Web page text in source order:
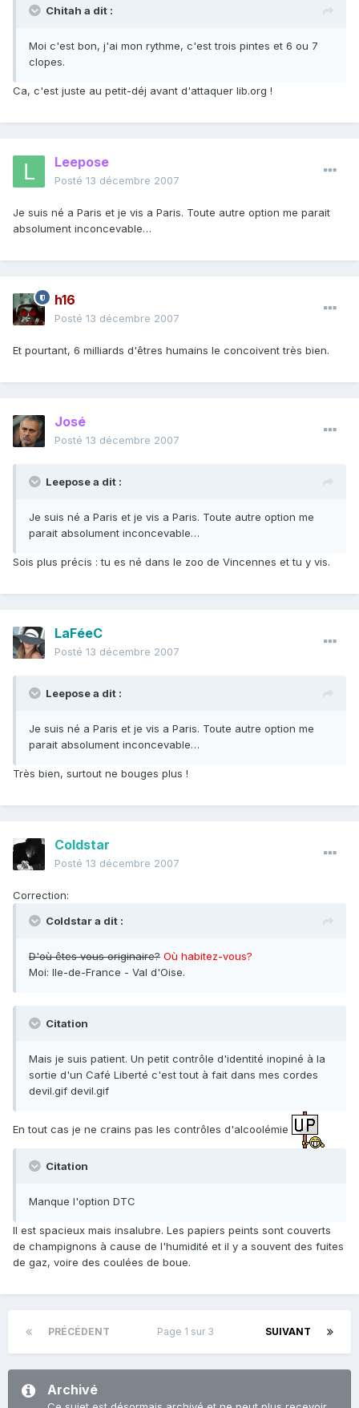
Chitah a dit :
Moi c'est bon, j'ai mon rythme, c'est trois pintes et 6 ou 7
clopes.
Ca, c'est juste au petit-déj avant d'attaquer lib.org !
Leepose
Posté 13 décembre 2007
Je suis né a Paris et je vis a Paris. Toute autre option me parait
absolument inconcevable…
h16
Posté 13 décembre 2007
Et pourtant, 6 milliards d'êtres humains le concoivent très bien.
José
Posté 13 décembre 2007
Leepose a dit :
Je suis né a Paris et je vis a Paris. Toute autre option me
parait absolument inconcevable…
Sois plus précis : tu es né dans le zoo de Vincennes et tu y vis.
LaFéeC
Posté 13 décembre 2007
Leepose a dit :
Je suis né a Paris et je vis a Paris. Toute autre option me
parait absolument inconcevable…
Très bien, surtout ne bouges plus !
Coldstar
Posté 13 décembre 2007
Correction:
Coldstar a dit :
D'où êtes vous originaire? Où habitez-vous?
Moi: Ile-de-France - Val d'Oise.
Citation
Mais je suis patient. Un petit contrôle d'identité inopiné à la
sortie d'un Café Liberté c'est tout à fait dans mes cordes
devil.gif devil.gif
En tout cas je ne crains pas les contrôles d'alcoolémie
Citation
Manque l'option DTC
Il est spacieux mais insalubre. Les papiers peints sont couverts
de champignons à cause de l'humidité et il y a souvent des fuites
de gaz, voire des coulées de boue.
PRÉCÉDENT SUIVANT
Page 1 sur 3
Archivé